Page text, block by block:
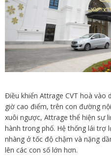
Điều khiển Attrage CVT hoà vào
giờ cao điểm, trên con đường
xuôi ngược, Attrage thể hiện sự
hành trong phố. Hệ thống lái trợ
nhàng ở tốc độ chậm và nặng
lên các con số lớn hơn.